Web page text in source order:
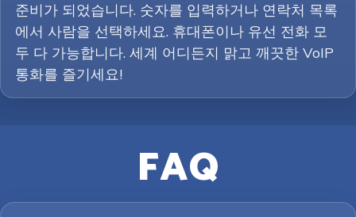
준비가 되었습니다. 숫자를 입력하거나 연락처 목록
에서 사람을 선택하세요. 휴대폰이나 유선 전화 모
두 다 가능합니다. 세계 어디든지 맑고 깨끗한 VoIP
통화를 즐기세요!
FAQ